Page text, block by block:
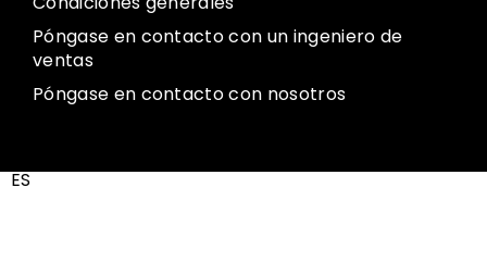
Póngase en contacto con un ingeniero de
ventas
Póngase en contacto con nosotros
ES